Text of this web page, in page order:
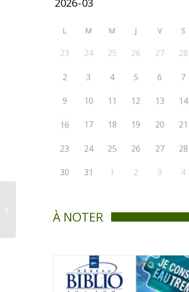
L M M J V S
23 24 25 26 27 28
2 3 4 5 6 7
9 10 11 12 13 14
16 17 18 19 20 21
23 24 25 26 27 28
30 31 1 2 3 4
À NOTER